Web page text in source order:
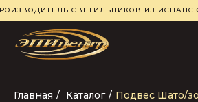
СВЕТИЛЬНИКОВ ИЗ
Главная / Каталог / Подвес Шато/